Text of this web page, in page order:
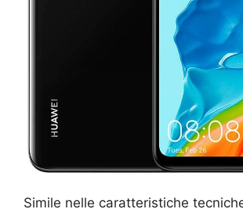
Simile nelle caratteristiche